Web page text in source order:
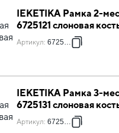
IEKETIKA Рамка 2-
6725121 слоновая
Артикул: 6725121
IEKETIKA Рамка 3-
6725131 слоновая
Артикул: 6725131